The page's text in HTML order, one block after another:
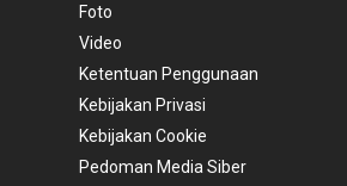
Foto
Video
Ketentuan Penggunaan
Kebijakan Privasi
Kebijakan Cookie
Pedoman Media Siber